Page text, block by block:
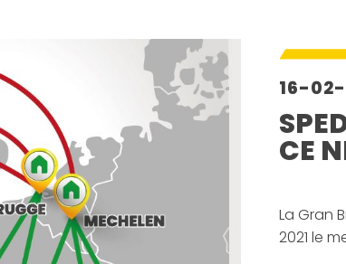
16-02-
CE
La Gran
2021 le